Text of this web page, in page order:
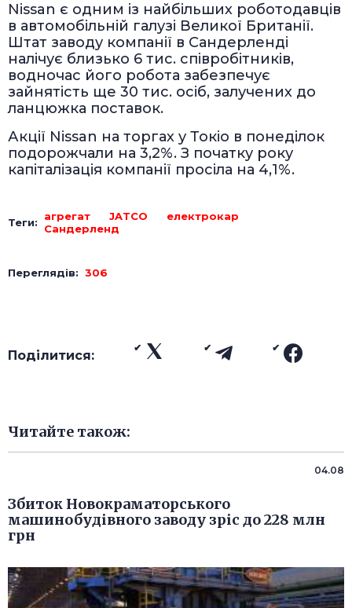
Nissan є одним із найбільших роботодавців
в автомобільній галузі Великої Британії.
Штат заводу компанії в Сандерленді
налічує близько 6 тис. співробітників,
водночас його робота забезпечує
зайнятість ще 30 тис. осіб, залучених до
ланцюжка поставок.
Акції Nissan на торгах у Токіо в понеділок
подорожчали на 3,2%. З початку року
капіталізація компанії просіла на 4,1%.
Теги: агрегат JATCO
електрокар
Сандерленд
Переглядів: 306
Поділитися:
Читайте також:
04.08
Збиток Новокраматорського
машинобудівного заводу зріс до 228 млн
грн